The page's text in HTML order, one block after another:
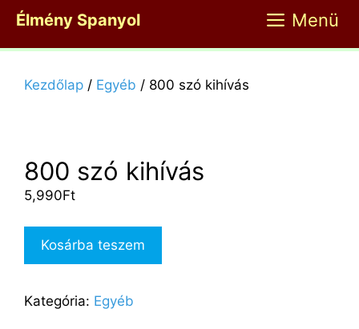
Kilépés
tartalomba
Élmény Spanyol Menü
Kezdőlap / Egyéb / 800 szó kihívás
800 szó kihívás
5,990Ft
szó
mennyiség
Kosárba teszem
Kategória: Egyéb